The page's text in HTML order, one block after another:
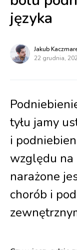
języka
Jakub
22 grudnia,
tyłu jamy
i
względu na
narażone
chorób i